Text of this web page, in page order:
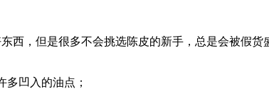
西，但是很多不会挑选陈皮的新手，总是会被假
多凹入的油点；